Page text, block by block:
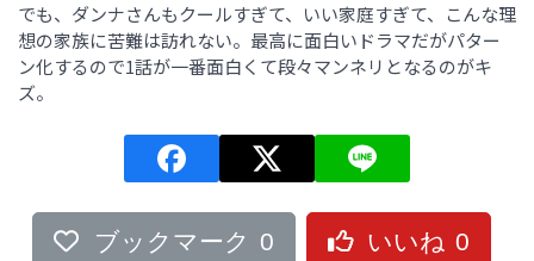
でも、ダンナさんもクールすぎて、いい家庭すぎて、こんな理
想の家族に苦難は訪れない。最高に面白いドラマだがパター
ン化するので1話が一番面白くて段々マンネリとなるのがキ
ズ。
ブックマーク 0 いいね 0